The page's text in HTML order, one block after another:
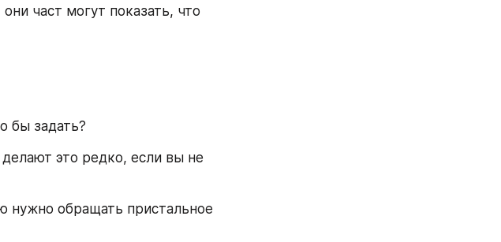
част могут показать, что
бы задать?
это редко, если вы не
нужно обращать пристальное